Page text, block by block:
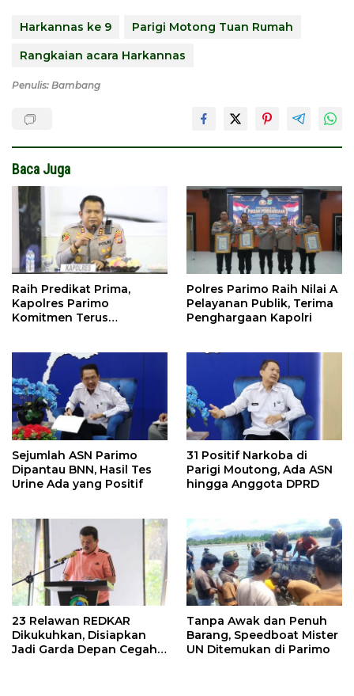
Harkannas ke 9
Parigi Motong Tuan Rumah
Rangkaian acara Harkannas
Penulis: Bambang
Baca Juga
Raih Predikat Prima,
Kapolres Parimo
Komitmen Terus
Polres Parimo Raih Nilai A
Pelayanan Publik, Terima
Penghargaan Kapolri
Sejumlah ASN Parimo
Dipantau BNN, Hasil Tes
Urine Ada yang Positif
31 Positif Narkoba di
Parigi Moutong, Ada ASN
hingga Anggota DPRD
23 Relawan REDKAR
Dikukuhkan, Disiapkan
Jadi Garda Depan Cegah
Tanpa Awak dan Penuh
Barang, Speedboat Mister
UN Ditemukan di Parimo